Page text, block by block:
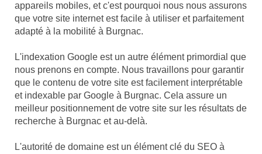
appareils mobiles, et c'est pourquoi nous nous assurons
que votre site internet est facile à utiliser et parfaitement
adapté à la mobilité à Burgnac.
L'indexation Google est un autre élément primordial que
nous prenons en compte. Nous travaillons pour garantir
que le contenu de votre site est facilement interprétable
et indexable par Google à Burgnac. Cela assure un
meilleur positionnement de votre site sur les résultats de
recherche à Burgnac et au-delà.
L'autorité de domaine est un élément clé du SEO à